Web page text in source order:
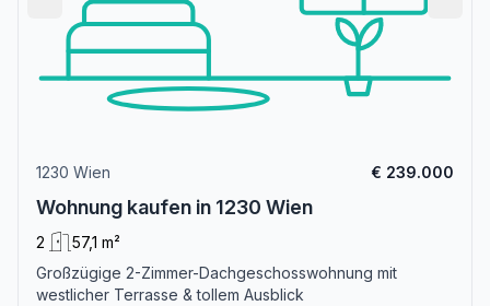
1230 Wien € 239.000
Wohnung kaufen in 1230 Wien
2
57,1 m²
Großzügige 2-Zimmer-Dachgeschosswohnung mit
westlicher Terrasse & tollem Ausblick